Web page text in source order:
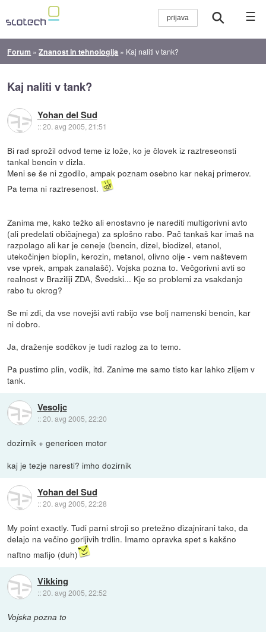
☰
Forum »Znanost in tehnologija » Kaj naliti v tank?
Kaj naliti v tank?
Yohan del Sud
::20. avg 2005, 21:51
Bi rad sprožil odvod teme iz lože, ko je človek iz raztreseonsti
tankal bencin v dizla.
Meni se še ni zgodilo, ampak poznam osebno kar nekaj primerov.
Pa tema ni raztresenost.
Zanima me, kako težko ali enostavno je narediti multigorivni avto
(ali predelati običajnega) za splošno rabo. Pač tankaš kar imaš na
razpolago ali kar je ceneje (bencin, dizel, biodizel, etanol,
utekočinjen bioplin, kerozin, metanol, olivno olje - vem naštevem
vse vprek, ampak zanalašč). Vojska pozna to. Večgorivni avti so
realnost v Braziliji ZDA, Švedski... Kje so problemi za vsakdanjo
rabo tu okrog?
Se mi zdi, da vse novejši avti rabijo vse bolj namenski bencin, kar
ni dobro.
Ja, draženje sodčkov je tudi razlog za to temo.
Pa pustimo plin, vodik, itd. Zanime me samo tisto kar lahko zlijem v
tank.
Vesoljc
::20. avg 2005, 22:20
dozirnik + genericen motor
kaj je tezje naresti? imho dozirnik
Yohan del Sud
::20. avg 2005, 22:28
My point exactly. Tudi parni stroji so pretežno dizajnirani tako, da
delajo na večino gorljivih trdlin. Imamo opravka spet s kakšno
naftno mafijo (duh)
Vikking
::20. avg 2005, 22:52
Vojska pozna to